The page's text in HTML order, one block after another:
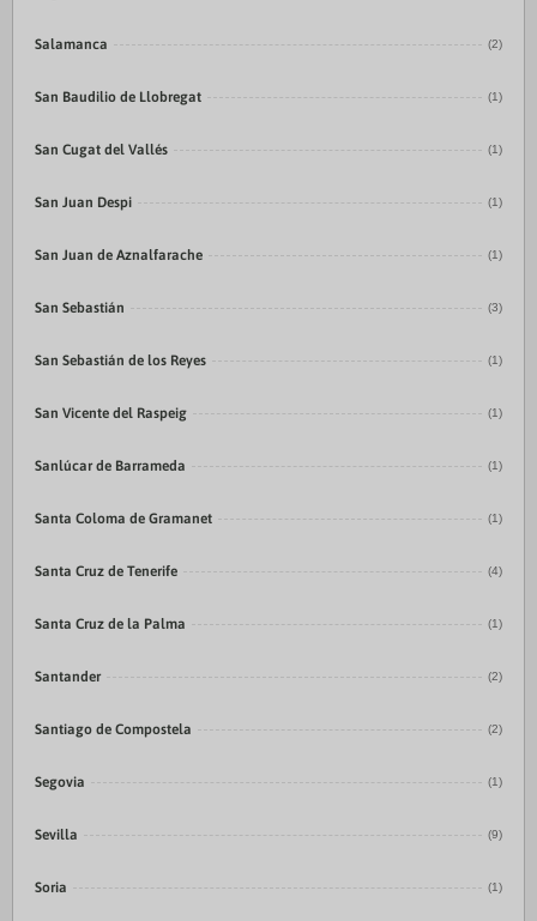
Salamanca (2)
San Baudilio de Llobregat (1)
San Cugat del Vallés (1)
San Juan Despi (1)
San Juan de Aznalfarache (1)
San Sebastián (3)
San Sebastián de los Reyes (1)
San Vicente del Raspeig (1)
Sanlúcar de Barrameda (1)
Santa Coloma de Gramanet (1)
Santa Cruz de Tenerife (4)
Santa Cruz de la Palma (1)
Santander (2)
Santiago de Compostela (2)
Segovia (1)
Sevilla (9)
Soria (1)